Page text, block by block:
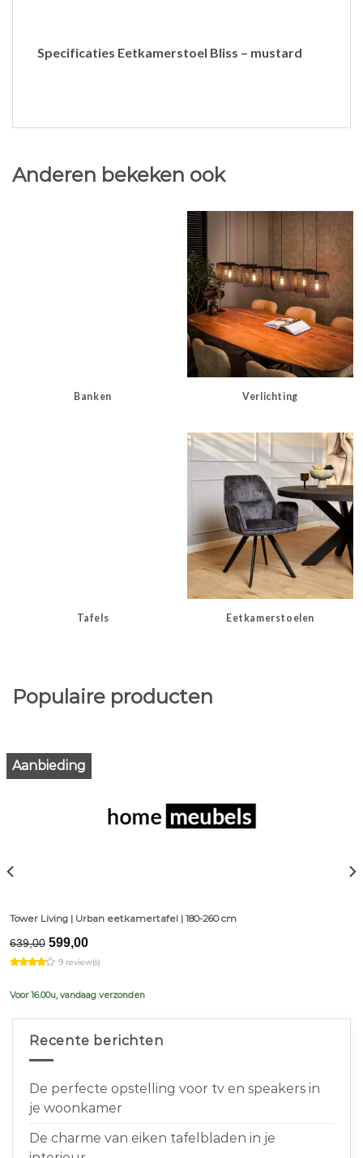
Specificaties Eetkamerstoel Bliss – mustard
Anderen bekeken ook
Banken Verlichting
Tafels Eetkamerstoelen
Populaire producten
Aanbieding
Tower Living | Urban eetkamertafel | 180-260 cm
639,00 Original
price
was:
599,00Current
is:
9 review(s)
Voor 16.00u, vandaag verzonden
Recente berichten
De perfecte opstelling voor tv en speakers in
je woonkamer
De charme van eiken tafelbladen in je